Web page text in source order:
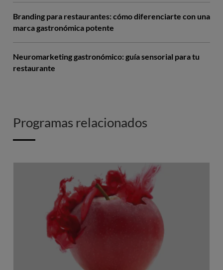
Branding para restaurantes: cómo diferenciarte con una
marca gastronómica potente
Neuromarketing gastronómico: guía sensorial para tu
restaurante
Programas relacionados